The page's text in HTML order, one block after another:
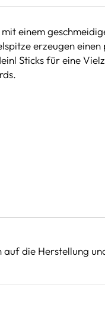
einem
erzeugen
Sticks für eine
auf die Herstellung